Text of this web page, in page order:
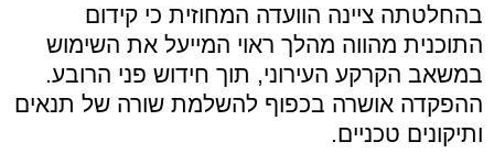
בהחלטתה ציינה הוועדה המחוזית כי קידום
התוכנית מהווה מהלך ראוי המייעל את השימוש
במשאב הקרקע העירוני, תוך חידוש פני הרובע.
ההפקדה אושרה בכפוף להשלמת שורה של תנאים
ותיקונים טכניים.